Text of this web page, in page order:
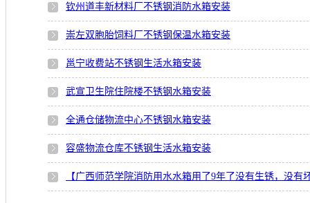
钦州道丰新材料厂不锈钢消防水箱安装
崇左双胞胎饲料厂不锈钢保温水箱安装
邕宁收费站不锈钢生活水箱安装
武宣卫生院住院楼不锈钢水箱安装
全通仓储物流中心不锈钢水箱安装
容盛物流仓库不锈钢生活水箱安装
【广西师范学院消防用水水箱用了9年了没有生锈，没有